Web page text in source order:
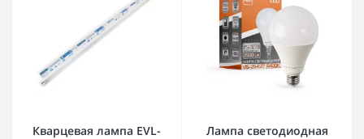
Кварцевая лампа EVL-
Лампа светодиодная